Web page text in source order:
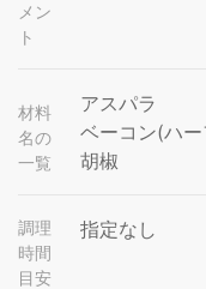
メン
ト
材料
名の
一覧
アスパラ
ベーコン(ハー
胡椒
調理
時間
目安
指定なし